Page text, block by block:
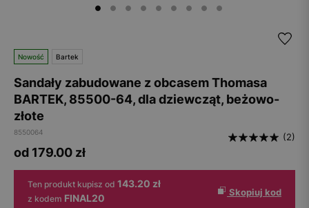
Nowość Bartek
Sandały zabudowane z obcasem Thomasa
BARTEK, 85500-64, dla dziewcząt, beżowo-
złote
8550064 (2)
od 179.00 zł
Ten produkt kupisz od 143.20 zł
z kodem FINAL20 Skopiuj kod